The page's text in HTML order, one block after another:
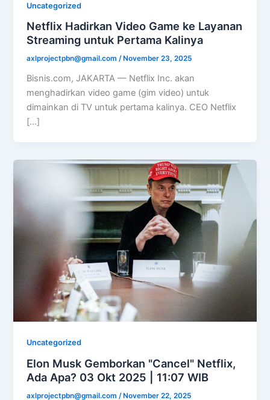
Uncategorized
Netflix Hadirkan Video Game ke Layanan
Streaming untuk Pertama Kalinya
axlprojectpbn@gmail.com/ November 23, 2025
Bisnis.com, JAKARTA — Netflix Inc. akan
menghadirkan video game (gim video) untuk
dimainkan di TV untuk pertama kalinya. CEO Netflix
[…]
Uncategorized
Elon Musk Gemborkan "Cancel" Netflix,
Ada Apa? 03 Okt 2025 | 11:07 WIB
axlprojectpbn@gmail.com /November 22, 2025